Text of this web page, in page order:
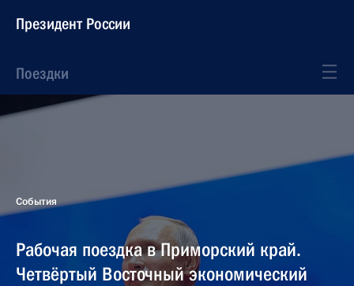
Президент России
Поездки
События
Рабочая поездка в Приморский край.
Четвёртый Восточный экономический